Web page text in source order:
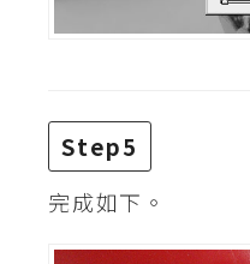
Step5
完成如下。